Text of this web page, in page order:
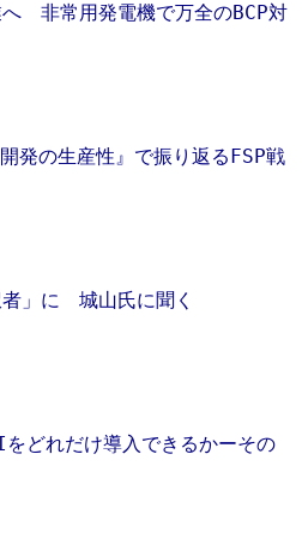
へ 非常用発電機で万全のBCP対
発の生産性』で振り返るFSP戦
者」に 城山氏に聞く
どれだけ導入できるかーその